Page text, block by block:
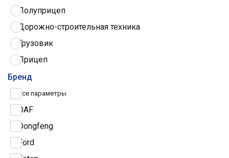
Полуприцеп
Дорожно-строительная техника
Грузовик
Прицеп
Трактор
Грузовые шины
Бренд
Все параметры
DAF
Dongfeng
Ford